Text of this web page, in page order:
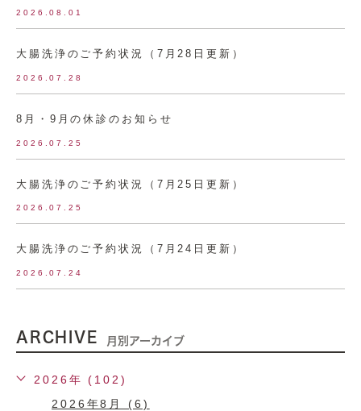
2026.08.01
大腸洗浄のご予約状況（7月28日更新）
2026.07.28
8月・9月の休診のお知らせ
2026.07.25
大腸洗浄のご予約状況（7月25日更新）
2026.07.25
大腸洗浄のご予約状況（7月24日更新）
2026.07.24
ARCHIVE 月別アーカイブ
2026年 (102)
2026年8月 (6)